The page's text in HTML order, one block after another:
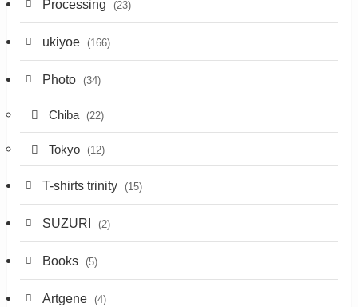
Processing (23)
ukiyoe (166)
Photo (34)
Chiba (22)
Tokyo (12)
T-shirts trinity (15)
SUZURI (2)
Books (5)
Artgene (4)